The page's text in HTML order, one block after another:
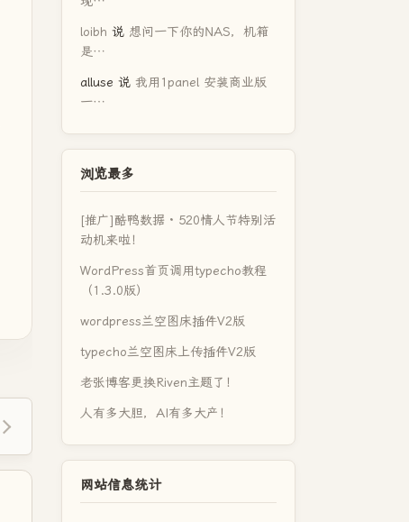
loibh 说 想问一下你的NAS，机箱
是…
alluse 说 我用1panel 安装商业版
一…
浏览最多
[推广]酷鸭数据 · 520情人节特别活
动机来啦！
WordPress首页调用typecho教程
（1.3.0版）
wordpress兰空图床插件V2版
typecho兰空图床上传插件V2版
老张博客更换Riven主题了！
人有多大胆，AI有多大产！
网站信息统计